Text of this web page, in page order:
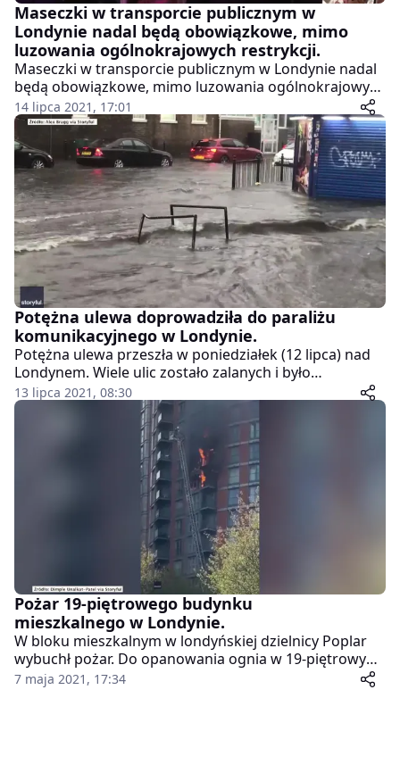
Maseczki w transporcie publicznym w
Londynie nadal będą obowiązkowe, mimo
luzowania ogólnokrajowych restrykcji.
Maseczki w transporcie publicznym w Londynie nadal
będą obowiązkowe, mimo luzowania ogólnokrajowych
restrykcji. Poinformował o tym w środę (14 lipca)
burmistrz stolicy, Sadiq Khan.
14 lipca 2021, 17:01
Potężna ulewa doprowadziła do paraliżu
komunikacyjnego w Londynie.
Potężna ulewa przeszła w poniedziałek (12 lipca) nad
Londynem. Wiele ulic zostało zalanych i było
nieprzejezdnych, w mieście doszło do paraliżu
komunikacyjnego. Część kierowców była zmuszonych
do porzucenia swoich pojazdów, co możemy zobaczyć
13 lipca 2021, 08:30
Pożar 19-piętrowego budynku
mieszkalnego w Londynie.
W bloku mieszkalnym w londyńskiej dzielnicy Poplar
wybuchł pożar. Do opanowania ognia w 19-piętrowym
budynku skierowano 125 strażaków.
7 maja 2021, 17:34